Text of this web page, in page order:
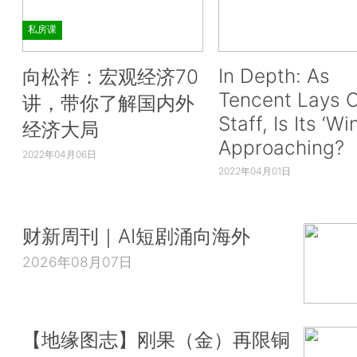
私房课
向松祚：宏观经济70
讲，带你了解国内外
经济大局
2022年04月06日
In Depth: As
Tencent Lays
Staff, Is Its
Approaching?
2022年04月01日
财新周刊｜AI短剧涌向海外
2026年08月07日
【地缘图志】刚果（金）再限铜